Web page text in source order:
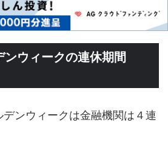
ンウィークの連休期間
デンウィークは金融機関は４連